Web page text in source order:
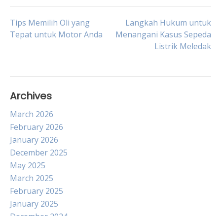
Post
Tips Memilih Oli yang
Tepat untuk Motor Anda
Langkah Hukum untuk
Menangani Kasus Sepeda
Listrik Meledak
Archives
March 2026
February 2026
January 2026
December 2025
May 2025
March 2025
February 2025
January 2025